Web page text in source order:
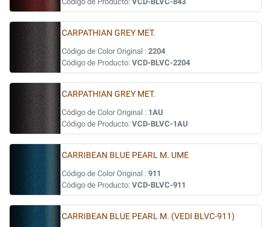
CARPATHIAN GREY MET.
Código de Color Original : 2204
Código de Producto: VCD-BLVC-2204
CARPATHIAN GREY MET.
Código de Color Original : 1AU
Código de Producto: VCD-BLVC-1AU
CARRIBEAN BLUE PEARL M. UME
Código de Color Original : 911
Código de Producto: VCD-BLVC-911
CARRIBEAN BLUE PEARL M. (VEDI BLVC-911)